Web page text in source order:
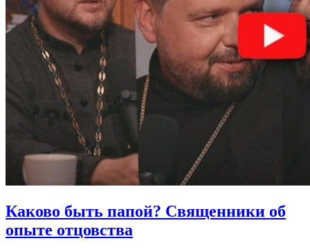
Каково быть папой? Священники об
опыте отцовства